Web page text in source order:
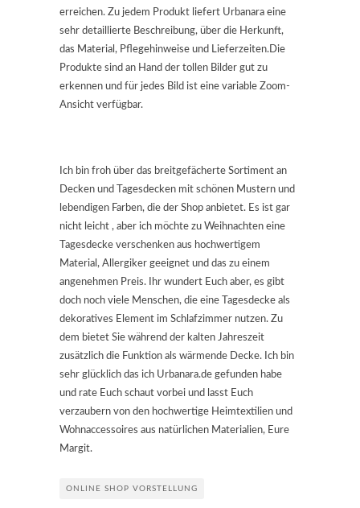
erreichen. Zu jedem Produkt liefert Urbanara eine
sehr detaillierte Beschreibung, über die Herkunft,
das Material, Pflegehinweise und Lieferzeiten.Die
Produkte sind an Hand der tollen Bilder gut zu
erkennen und für jedes Bild ist eine variable Zoom-
Ansicht verfügbar.
Ich bin froh über das breitgefächerte Sortiment an
Decken und Tagesdecken mit schönen Mustern und
lebendigen Farben, die der Shop anbietet. Es ist gar
nicht leicht , aber ich möchte zu Weihnachten eine
Tagesdecke verschenken aus hochwertigem
Material, Allergiker geeignet und das zu einem
angenehmen Preis. Ihr wundert Euch aber, es gibt
doch noch viele Menschen, die eine Tagesdecke als
dekoratives Element im Schlafzimmer nutzen. Zu
dem bietet Sie während der kalten Jahreszeit
zusätzlich die Funktion als wärmende Decke. Ich bin
sehr glücklich das ich Urbanara.de gefunden habe
und rate Euch schaut vorbei und lasst Euch
verzaubern von den hochwertige Heimtextilien und
Wohnaccessoires aus natürlichen Materialien, Eure
Margit.
ONLINE SHOP VORSTELLUNG